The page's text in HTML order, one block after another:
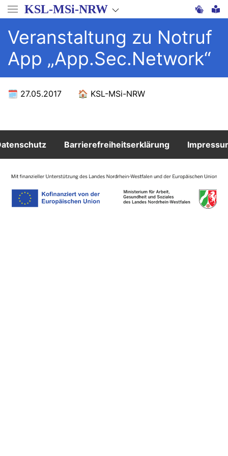
Direkt
zum
Inhalt
KSL-MSi-NRW
Veranstaltung zu Notruf
App „App.Sec.Network“
27.05.2017 KSL-MSi-NRW
Footer Barrierefreiheitserklärung